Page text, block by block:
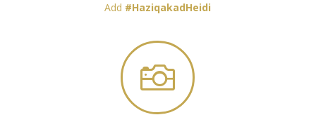
Add #HaziqakadHeidi
